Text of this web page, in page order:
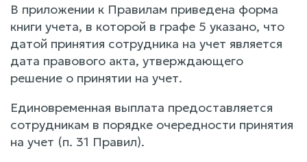
В приложении к Правилам приведена форма
книги учета, в которой в графе 5 указано, что
датой принятия сотрудника на учет является
дата правового акта, утверждающего
решение о принятии на учет.
Единовременная выплата предоставляется
сотрудникам в порядке очередности принятия
на учет (п. 31 Правил).